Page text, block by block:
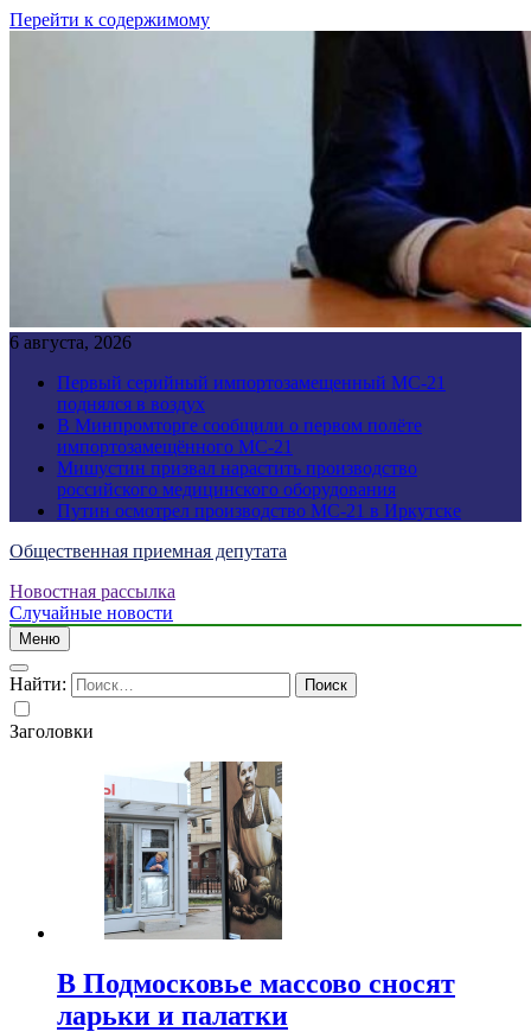
Перейти к содержимому
6 августа, 2026
Первый серийный импортозамещенный МС-21
поднялся в воздух
В Минпромторге сообщили о первом полёте
импортозамещённого МС-21
Мишустин призвал нарастить производство
российского медицинского оборудования
Путин осмотрел производство МС-21 в Иркутске
Общественная приемная депутата
Новостная рассылка
Случайные новости
Меню
Найти:
Заголовки
В Подмосковье массово сносят
ларьки и палатки